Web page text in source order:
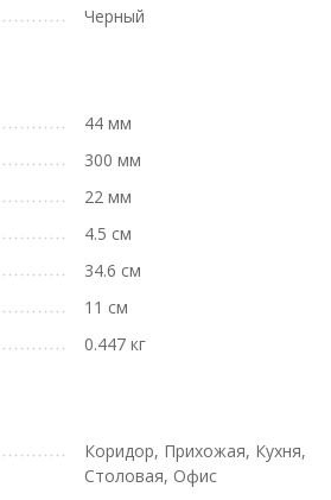
Черный
44 мм
300 мм
22 мм
4.5 см
34.6 см
11 см
0.447 кг
Коридор, Прихожая, Кухня,
Столовая, Офис